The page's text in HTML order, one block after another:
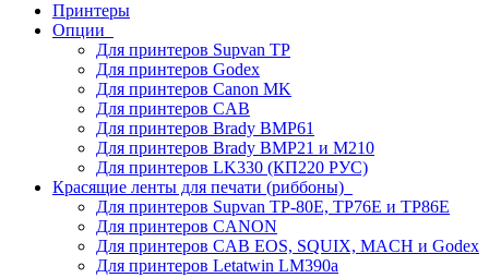
Принтеры
Опции
Для принтеров Supvan TP
Для принтеров Godex
Для принтеров Canon MK
Для принтеров CAB
Для принтеров Brady BMP61
Для принтеров Brady BMP21 и M210
Для принтеров LK330 (КП220 РУС)
Красящие ленты для печати (риббоны)
Для принтеров Supvan TP-80E, TP76E и TP86E
Для принтеров CANON
Для принтеров CAB EOS, SQUIX, MACH и Godex
Для принтеров Letatwin LM390a